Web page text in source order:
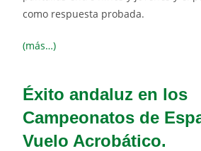
como respuesta probada.
(más…)
Éxito andaluz en los
Campeonatos de
Vuelo Acrobático.